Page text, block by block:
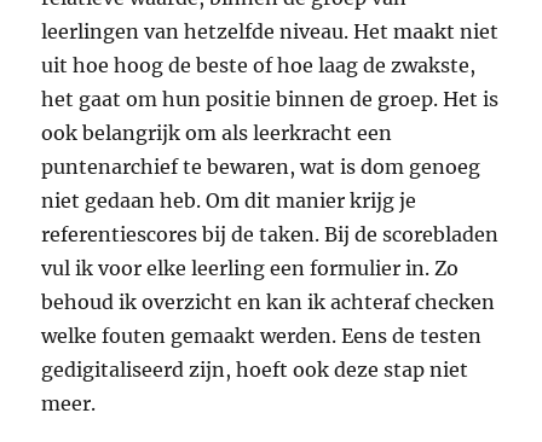
leerlingen van hetzelfde niveau. Het maakt niet
uit hoe hoog de beste of hoe laag de zwakste,
het gaat om hun positie binnen de groep. Het is
ook belangrijk om als leerkracht een
puntenarchief te bewaren, wat is dom genoeg
niet gedaan heb. Om dit manier krijg je
referentiescores bij de taken. Bij de scorebladen
vul ik voor elke leerling een formulier in. Zo
behoud ik overzicht en kan ik achteraf checken
welke fouten gemaakt werden. Eens de testen
gedigitaliseerd zijn, hoeft ook deze stap niet
meer.